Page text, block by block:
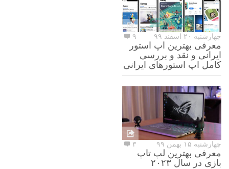
چهارشنبه ۲۰ اسفند ۹۹ ۹
معرفی بهترین اپ استور
ایرانی و نقد و بررسی
کامل اپ استورهای ایرانی
چهارشنبه ۱۵ بهمن ۹۹ ۳
معرفی بهترین لپ تاپ
بازی در سال ۲۰۲۳